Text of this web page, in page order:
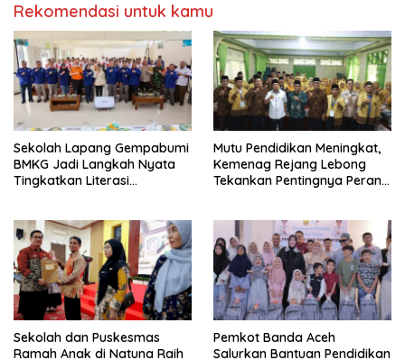
Rekomendasi untuk kamu
Sekolah Lapang Gempabumi
BMKG Jadi Langkah Nyata
Tingkatkan Literasi
Mutu Pendidikan Meningkat,
Kemenag Rejang Lebong
Tekankan Pentingnya Peran
Sekolah dan Puskesmas
Ramah Anak di Natuna Raih
Pemkot Banda Aceh
Salurkan Bantuan Pendidikan